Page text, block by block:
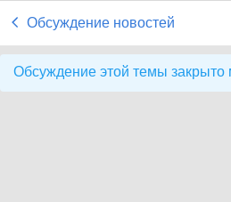
Обсуждение новостей
Обсуждение этой темы